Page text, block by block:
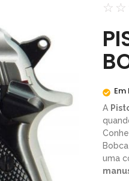
☆ ☆
A
uma